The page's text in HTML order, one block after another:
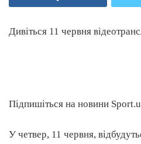
Дивіться 11 червня
Підпишіться на новини
У четвер, 11 червня,